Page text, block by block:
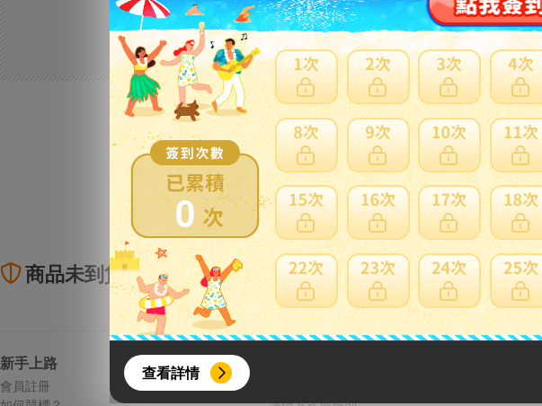
0
查看詳情
如有任何問題，歡迎透過客服留言或聯絡我們詢問。
感謝您的支持與配合！
商品未到貨全額理賠 賣家寄錯全額處理
新手上路
會員註冊